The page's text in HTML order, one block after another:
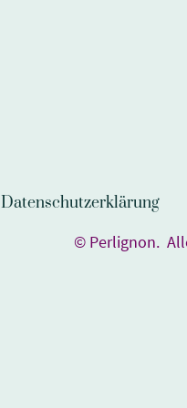
Datenschutzerklärung
© Perlignon.